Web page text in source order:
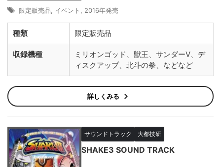
限定販売品 イベント 2016年発売
種類 限定販売品
収録機種
ミリオンゴッド、獣王、サンダーV、デ
ィスクアップ、北斗の拳、などなど
詳しくみる
サウンドトラック 大都技研
SHAKE3 SOUND TRACK